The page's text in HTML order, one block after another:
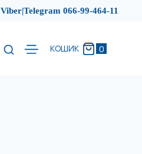
Viber|Telegram 066-99-464-11
КОШИК 0